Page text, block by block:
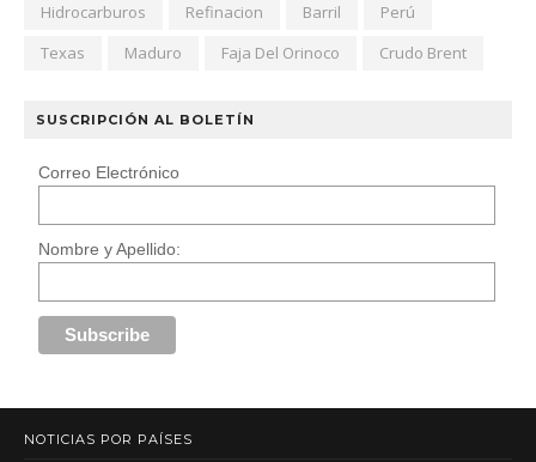
Hidrocarburos
Refinacion Barril
Perú
Texas
Maduro Faja Del Orinoco Crudo Brent
SUSCRIPCIÓN AL BOLETÍN
Correo Electrónico
Nombre y Apellido:
NOTICIAS POR PAÍSES